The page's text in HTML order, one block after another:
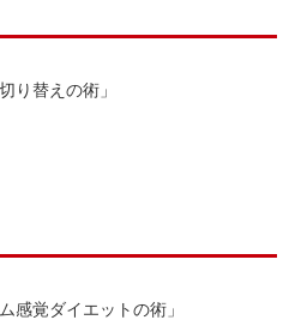
り替えの術」
感覚ダイエットの術」